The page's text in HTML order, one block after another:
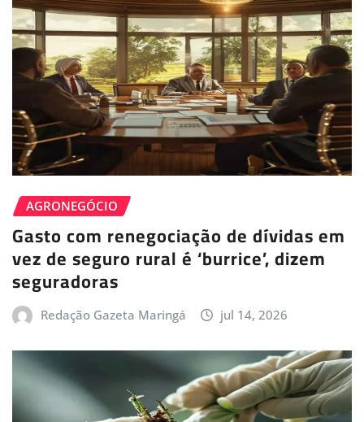
AGRONEGÓCIO
Gasto com renegociação de dívidas em
vez de seguro rural é ‘burrice’, dizem
seguradoras
Redação Gazeta Maringá jul 14, 2026